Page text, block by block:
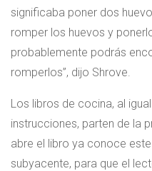
significaba poner dos
romper los huevos y
probablemente podrás
romperlos”, dijo Shrove.
Los libros de cocina, al
instrucciones, parten de la
abre el libro ya conoce
subyacente, para que el